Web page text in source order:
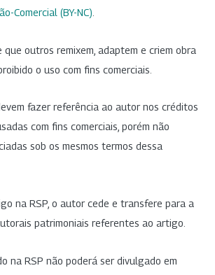
Comercial (BY-NC)
que outros remixem, adaptem e criem obra
o uso com fins comerciais.
fazer referência ao autor nos créditos
com fins comerciais, porém não
sob os mesmos termos dessa
na RSP, o autor cede e transfere para a
patrimoniais referentes ao artigo.
na RSP não poderá ser divulgado em